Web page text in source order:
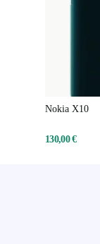
Nokia X10
130,00 €